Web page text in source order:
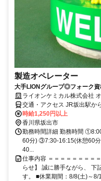
製造オペレーター
大手LIONグループ◎フォーク資
ライオンケミカル株式会社
交通・アクセス JR坂出駅か
なります。(無料駐車場あり)
時給1,250円以上
香川県坂出市
勤務時間詳細 勤務時間
60分) ③7:30-16:15(休憩60
40...
仕事内容 ＝＝＝＝＝＝＝＝
らせ】 誠に勝手ながら、 下
す。 ■休業期間：8/8(土)～